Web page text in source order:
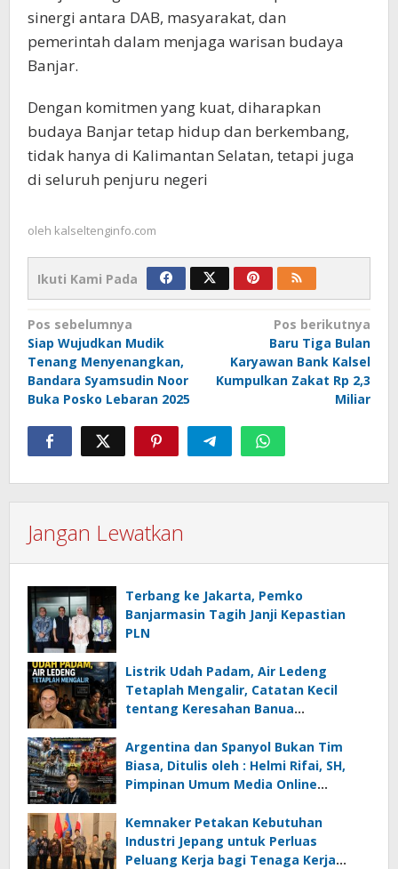
sinergi antara DAB, masyarakat, dan
pemerintah dalam menjaga warisan budaya
Banjar.
Dengan komitmen yang kuat, diharapkan
budaya Banjar tetap hidup dan berkembang,
tidak hanya di Kalimantan Selatan, tetapi juga
di seluruh penjuru negeri
oleh kalseltenginfo.com
Ikuti Kami Pada
Navigasi
pos
Pos sebelumnya
Siap Wujudkan Mudik
Tenang Menyenangkan,
Bandara Syamsudin Noor
Buka Posko Lebaran 2025
Pos berikutnya
Baru Tiga Bulan
Karyawan Bank Kalsel
Kumpulkan Zakat Rp 2,3
Miliar
Jangan Lewatkan
Terbang ke Jakarta, Pemko
Banjarmasin Tagih Janji Kepastian
PLN
Listrik Udah Padam, Air Ledeng
Tetaplah Mengalir, Catatan Kecil
tentang Keresahan Banua
Ancaman Lingkungan, Oleh : Helmi
Rifai, SH
Argentina dan Spanyol Bukan Tim
Biasa, Ditulis oleh : Helmi Rifai, SH,
Pimpinan Umum Media Online
Kemnaker Petakan Kebutuhan
Industri Jepang untuk Perluas
Peluang Kerja bagi Tenaga Kerja